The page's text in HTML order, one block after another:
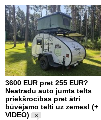
3600 EUR pret 255 EUR?
Neatradu auto jumta telts
priekšrocības pret ātri
būvējamo telti uz zemes! (+
VIDEO)
8